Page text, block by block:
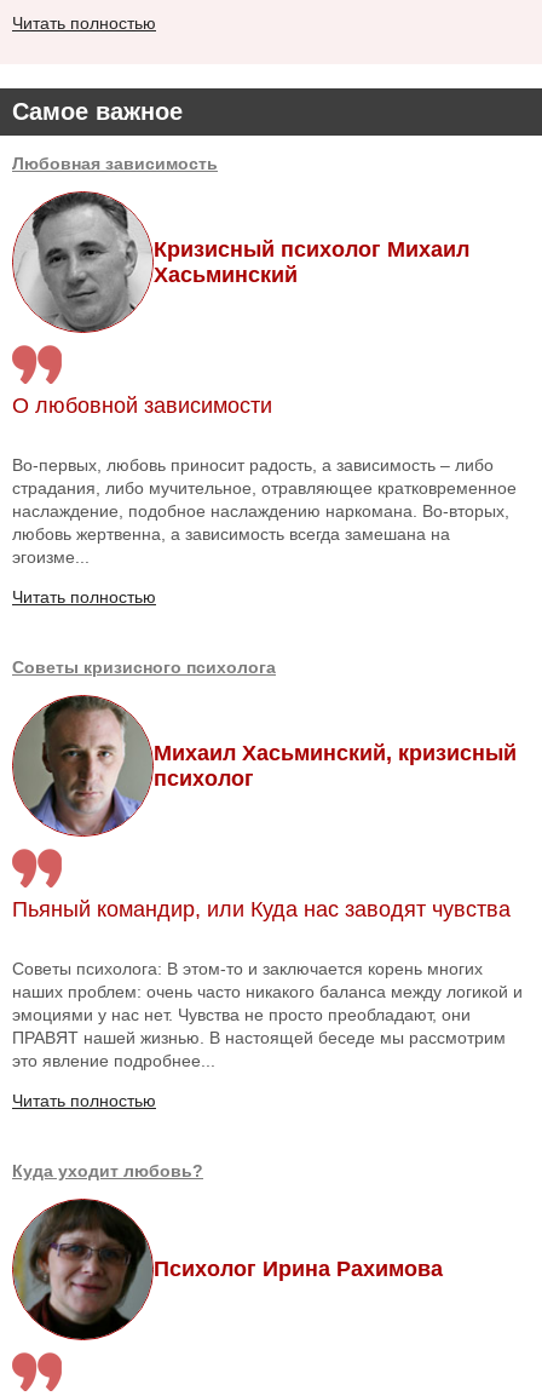
Самое важное
Любовная зависимость
Кризисный психолог Михаил
Хасьминский
О любовной зависимости
Во-первых, любовь приносит радость, а зависимость – либо
страдания, либо мучительное, отравляющее кратковременное
наслаждение, подобное наслаждению наркомана. Во-вторых,
любовь жертвенна, а зависимость всегда замешана на
эгоизме...
Читать полностью
Советы кризисного психолога
Михаил Хасьминский, кризисный
психолог
Пьяный командир, или Куда нас заводят чувства
Советы психолога: В этом-то и заключается корень многих
наших проблем: очень часто никакого баланса между логикой и
эмоциями у нас нет. Чувства не просто преобладают, они
ПРАВЯТ нашей жизнью. В настоящей беседе мы рассмотрим
это явление подробнее...
Читать полностью
Куда уходит любовь?
Психолог Ирина Рахимова
Читать полностью